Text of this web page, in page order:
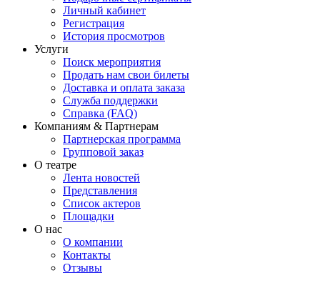
Личный кабинет
Регистрация
История просмотров
Услуги
Поиск мероприятия
Продать нам свои билеты
Доставка и оплата заказа
Служба поддержки
Справка (FAQ)
Компаниям & Партнерам
Партнерская программа
Групповой заказ
О театре
Лента новостей
Представления
Список актеров
Площадки
О нас
О компании
Контакты
Отзывы